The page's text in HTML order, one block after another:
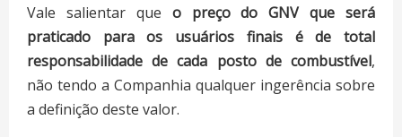
Vale salientar que o preço do GNV que será
praticado para os usuários finais é de total
responsabilidade de cada posto de combustível,
não tendo a Companhia qualquer ingerência sobre
a definição deste valor.